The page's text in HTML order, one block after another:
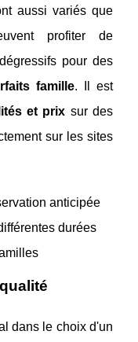
aussi variés que
profiter de
pour des
famille. Il est
et prix sur des
sur les sites
anticipée
durées
dans le choix d'un